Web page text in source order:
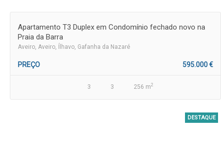
Apartamento T3 Duplex em Condomínio fechado novo na
Praia da Barra
Aveiro , Aveiro, Ílhavo, Gafanha da Nazaré
PREÇO 595.000 €
3 3 256 m2
DESTAQUE